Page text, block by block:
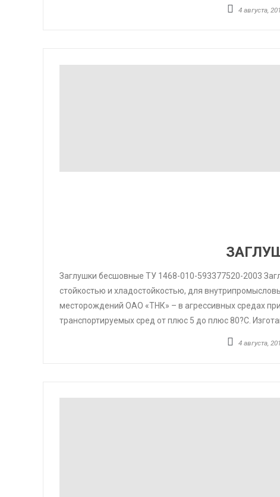
4 августа,
Заглушки бесшовные ТУ 1468-010-593377520-2003
стойкостью и хладостойкостью, для
месторождений ОАО «ТНК» – в агрессивных средах
транспортируемых сред от плюс 5 до плюс 80?C.
4 августа,